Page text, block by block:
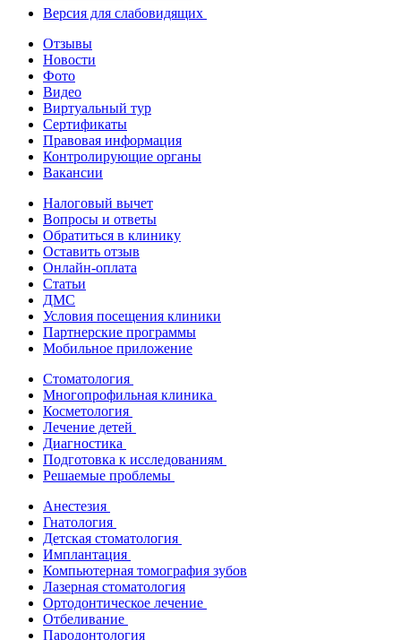
Версия для слабовидящих
Отзывы
Новости
Фото
Видео
Виртуальный тур
Сертификаты
Правовая информация
Контролирующие органы
Вакансии
Налоговый вычет
Вопросы и ответы
Обратиться в клинику
Оставить отзыв
Онлайн-оплата
Статьи
ДМС
Условия посещения клиники
Партнерские программы
Мобильное приложение
Стоматология
Многопрофильная клиника
Косметология
Лечение детей
Диагностика
Подготовка к исследованиям
Решаемые проблемы
Анестезия
Гнатология
Детская стоматология
Имплантация
Компьютерная томография зубов
Лазерная стоматология
Ортодонтическое лечение
Отбеливание
Пародонтология